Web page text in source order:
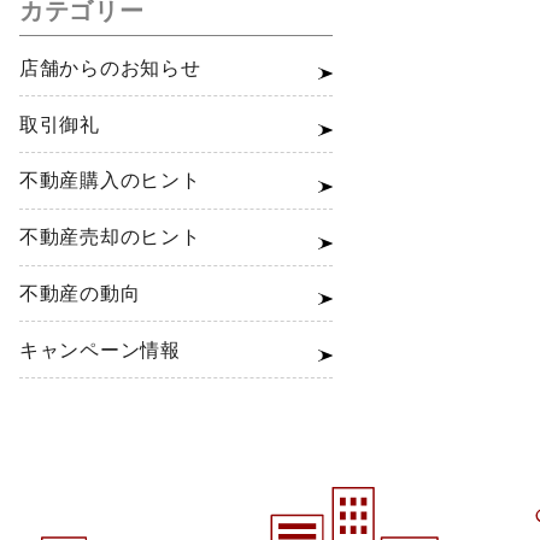
カテゴリー
店舗からのお知らせ
取引御礼
不動産購入のヒント
不動産売却のヒント
不動産の動向
キャンペーン情報